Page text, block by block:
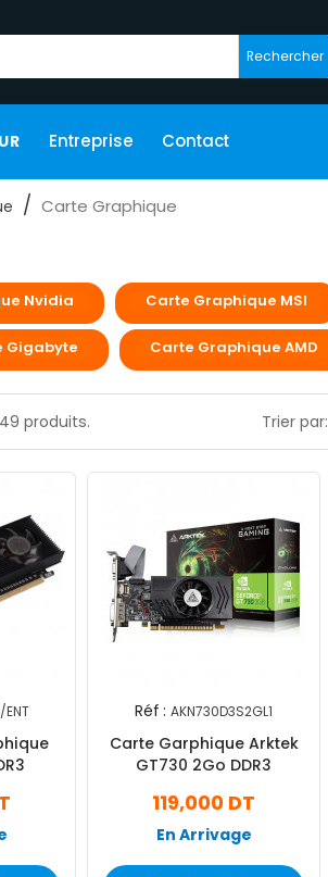
Rechercher
Entreprise Contact
Carte Graphique
Nvidia Carte Graphique MSI
Gigabyte Carte Graphique AMD
produits. Trier par:
Réf : AKN730D3S2GL1
Carte Garphique Arktek
GT730 2Go DDR3
119,000 DT
En Arrivage